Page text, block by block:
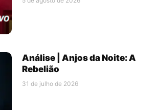
Análise | Anjos da Noite: A
Rebelião
31 de julho de 2026